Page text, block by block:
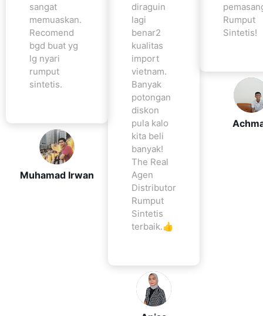
Muhamad Irwan
sangat
memuaskan.
Recomend
bgd buat yg
lg nyari
rumput
sintetis.
diraguin
lagi
benar2
kualitas
import
vietnam.
Banyak
potongan
diskon
pula kalo
kita beli
banyak!
The Real
Agen
Distributor
Rumput
Sintetis
terbaik.👍
Rumput
Sintetis!